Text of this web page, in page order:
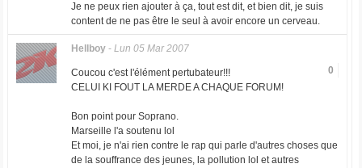
Je ne peux rien ajouter à ça, tout est dit, et bien dit, je suis
content de ne pas être le seul à avoir encore un cerveau.
Hellboy- Lun 05 Mar 2007
0
Coucou c'est l'élément pertubateur!!!
CELUI KI FOUT LA MERDE A CHAQUE FORUM!
Bon point pour Soprano.
Marseille l'a soutenu lol
Et moi, je n'ai rien contre le rap qui parle d'autres choses que
de la souffrance des jeunes, la pollution lol et autres